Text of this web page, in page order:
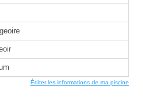
Éditer les informations de ma piscine